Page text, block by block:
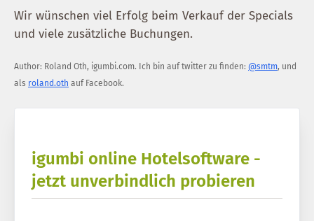
Wir wünschen viel Erfolg beim Verkauf der Specials
und viele zusätzliche Buchungen.
Author: Roland Oth, igumbi.com. Ich bin auf twitter zu finden: @smtm, und
als roland.oth auf Facebook.
igumbi online Hotelsoftware -
jetzt unverbindlich probieren